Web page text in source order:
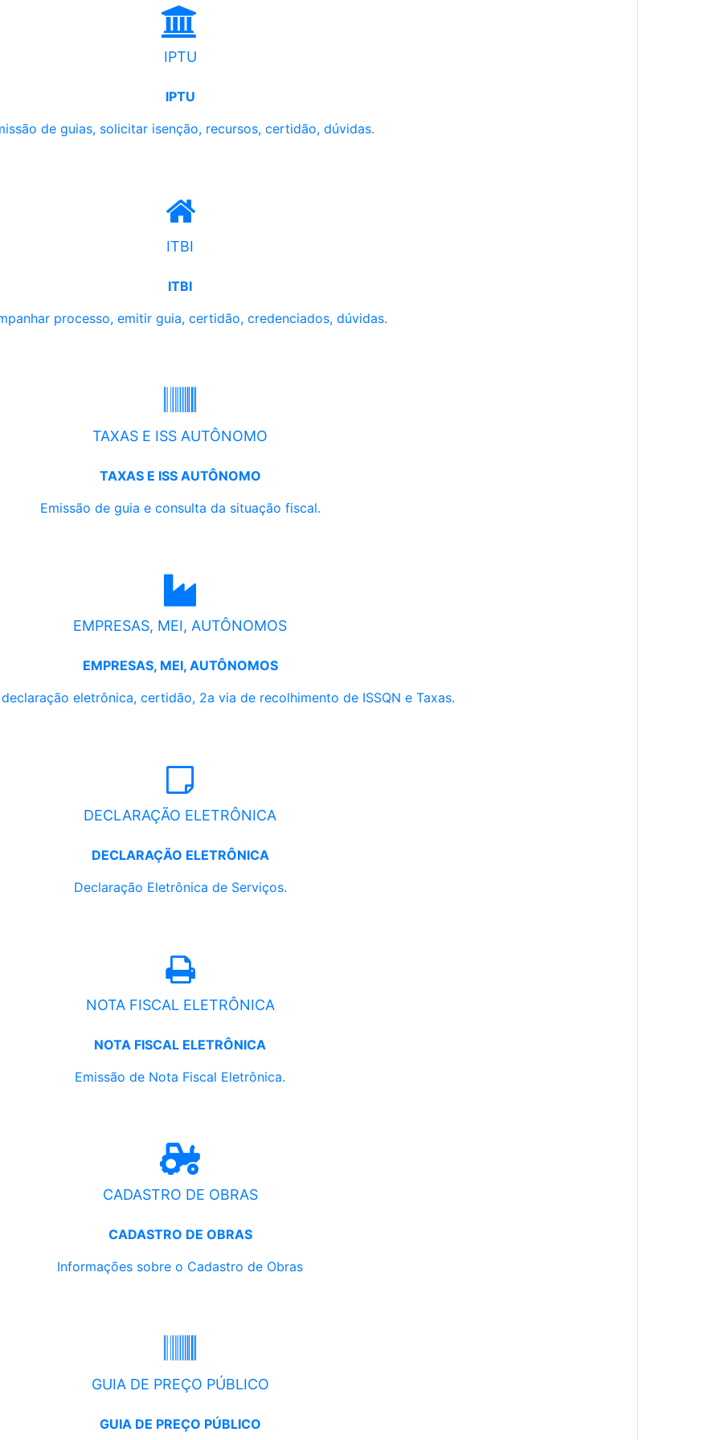
IPTU
IPTU
de guias, solicitar isenção, recursos, certidão, dúvidas.
ITBI
ITBI
processo, emitir guia, certidão, credenciados, dúvidas.
TAXAS E ISS AUTÔNOMO
TAXAS E ISS AUTÔNOMO
Emissão de guia e consulta da situação fiscal.
EMPRESAS, MEI, AUTÔNOMOS
EMPRESAS, MEI, AUTÔNOMOS
eletrônica, certidão, 2a via de recolhimento de ISSQN e Taxas.
DECLARAÇÃO ELETRÔNICA
DECLARAÇÃO ELETRÔNICA
Declaração Eletrônica de Serviços.
NOTA FISCAL ELETRÔNICA
NOTA FISCAL ELETRÔNICA
Emissão de Nota Fiscal Eletrônica.
CADASTRO DE OBRAS
CADASTRO DE OBRAS
Informações sobre o Cadastro de Obras
GUIA DE PREÇO PÚBLICO
GUIA DE PREÇO PÚBLICO